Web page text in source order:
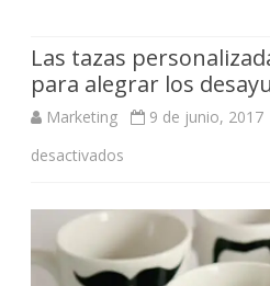
Las tazas
para alegrar los
Marketing 9 de junio, 2017
desactivados